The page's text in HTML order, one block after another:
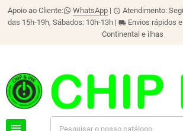
Apoio ao Cliente: WhatsApp | schedule Atendimento:
das 15h-19h, Sábados: 10h-13h | local_shipping Envios rápidos
Continental e ilhas